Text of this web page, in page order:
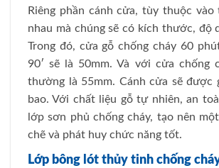
Riêng phần cánh cửa, tùy thuộc vào
nhau mà chúng sẽ có kích thước, độ
Trong đó, cửa gỗ chống cháy 60
90′ sẽ là 50mm. Và với cửa chống
thường là 55mm. Cánh cửa sẽ được
bao. Với chất liệu gỗ tự nhiên, an
lớp sơn phủ chống cháy, tạo nên
chẽ và phát huy chức năng tốt.
Lớp bông lót thủy tinh chống